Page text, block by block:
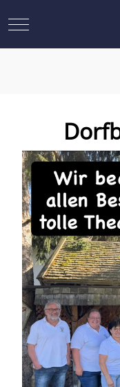
Mobile Menu Toggle